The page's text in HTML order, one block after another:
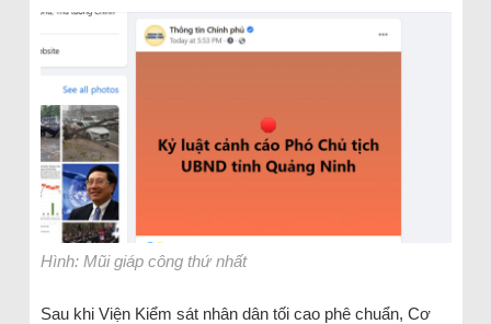
Hình: Mũi giáp công thứ nhất
Sau khi Viện Kiểm sát nhân dân tối cao phê chuẩn, Cơ